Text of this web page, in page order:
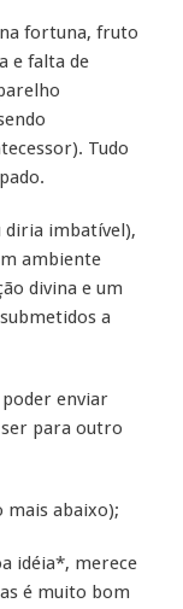
fortuna, fruto
e falta de
Tudo
diria imbatível),
ambiente
divina e um
a
enviar
para outro
abaixo);
idéia*, merece
é muito bom